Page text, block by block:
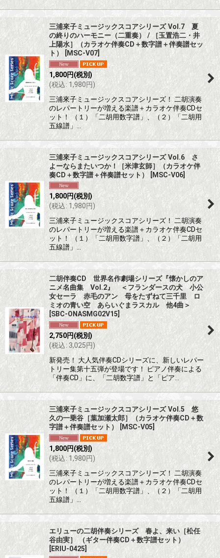
三浦來子ミュージックスコアシリーズ Vol.7 夏
の終りのハーモニー（二重奏） / ［玉置浩二・井
上陽水］（カラオケ伴奏CD＋数字譜＋伴奏譜セッ
ト）
MSC-V07
1,800円(税別)
(税込: 1,980円)
三浦來子ミュージックスコアシリーズ！ 二胡演奏
のレパートリーが増える楽譜＋カラオケ伴奏CDセ
ット！ （１）「二胡用数字譜」、（２）「二胡用
五線譜」…
三浦來子ミュージックスコアシリーズ Vol.6 さ
よーならまたいつか！［米津玄師］（カラオケ伴
奏CD＋数字譜＋伴奏譜セット）
[MSC-V06]
1,800円(税別)
(税込: 1,980円)
三浦來子ミュージックスコアシリーズ！ 二胡演奏
のレパートリーが増える楽譜＋カラオケ伴奏CDセ
ット！ （１）「二胡用数字譜」、（２）「二胡用
五線譜」…
二胡伴奏CD 世界名作劇場シリーズ『懐かしのア
ニメ名曲集 Vol.2』 ＜フランダースの犬 小公
女セーラ 赤毛のアン 母をたずねて三千里 ロ
ミオの青い空 あらいぐまラスカル 他4曲＞
[SBC-ONASMG02V15]
2,750円(税別)
(税込: 3,025円)
新発売！ 大人気伴奏CDシリーズに、新しいレパー
トリー集第十五弾が登場です！ ピアノ伴奏による
「伴奏CD」に、「二胡数字譜」と「ピア…
三浦來子ミュージックスコアシリーズ Vol.5 悠
久の一乗谷［葉加瀬太郎］（カラオケ伴奏CD＋数
字譜＋伴奏譜セット）
MSC-V05
1,800円(税別)
(税込: 1,980円)
三浦來子ミュージックスコアシリーズ！ 二胡演奏
のレパートリーが増える楽譜＋カラオケ伴奏CDセ
ット！ （１）「二胡用数字譜」、（２）「二胡用
五線譜」…
エリューの二胡伴奏シリーズ 春よ、来い［松任
谷由実］ （ギター伴奏CD＋数字譜セット）
[ ERIU-0425